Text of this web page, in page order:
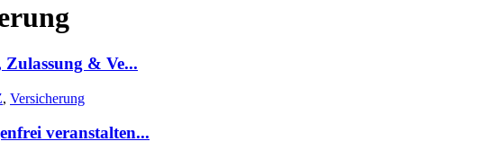
Zulassung & Ve...
, Versicherung
veranstalten...